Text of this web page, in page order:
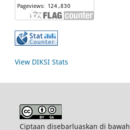
View DIKSI Stats
Ciptaan disebarluaskan di bawah